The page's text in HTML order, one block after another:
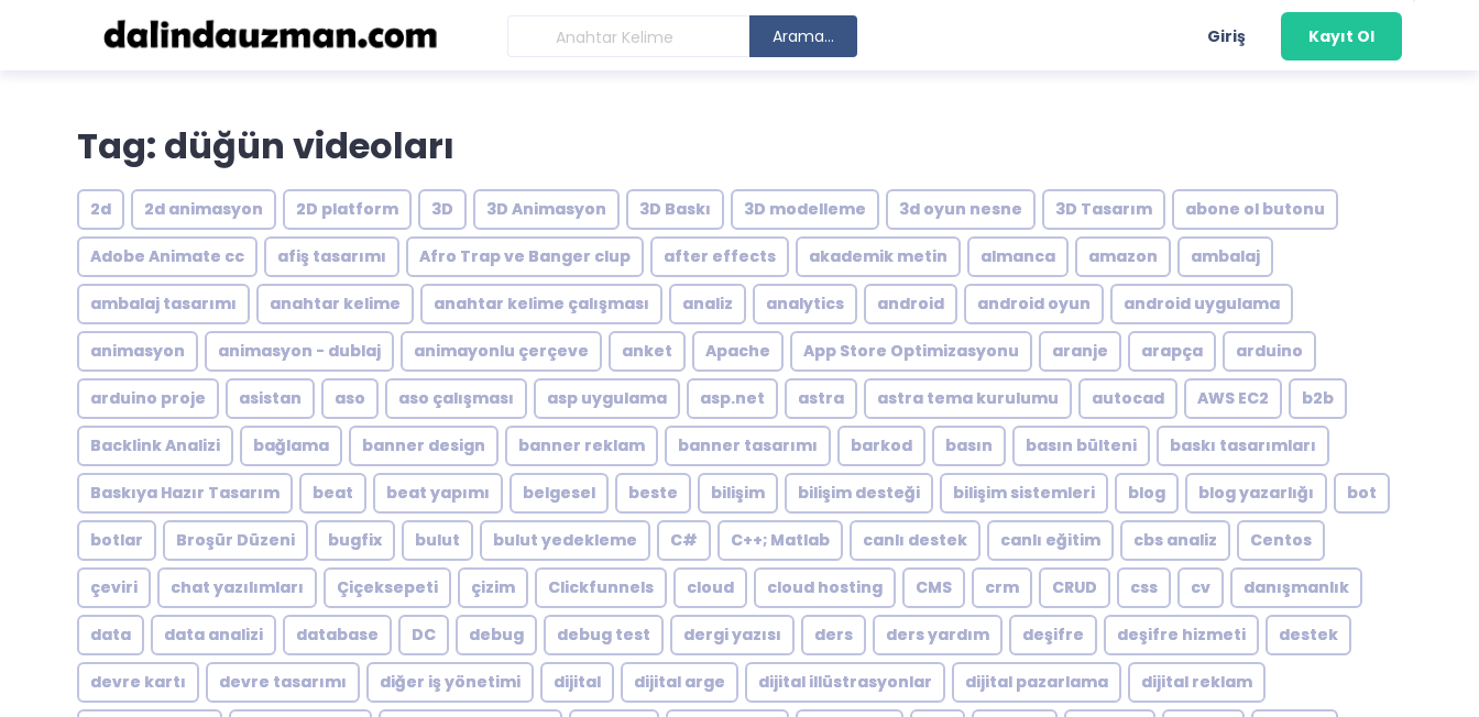
Arama... Giriş Kayıt Ol
Tag: düğün videoları
2d 2d animasyon 2D platform 3D 3D Animasyon 3D Baskı 3D modelleme 3d oyun nesne 3D Tasarım abone ol butonu
Adobe Animate cc afiş tasarımı Afro Trap ve Banger clup after effects akademik metin almanca amazon ambalaj
ambalaj tasarımı anahtar kelime anahtar kelime çalışması analiz analytics android android oyun android uygulama
animasyon animasyon - dublaj animayonlu çerçeve anket Apache App Store Optimizasyonu aranje arapça arduino
arduino proje asistan aso aso çalışması asp uygulama asp.net astra astra tema kurulumu autocad AWS EC2 b2b
Backlink Analizi bağlama banner design banner reklam banner tasarımı barkod basın basın bülteni baskı tasarımları
Baskıya Hazır Tasarım beat beat yapımı belgesel beste bilişim bilişim desteği bilişim sistemleri blog blog yazarlığı bot
botlar Broşür Düzeni bugfix bulut bulut yedekleme C# C++; Matlab canlı destek canlı eğitim cbs analiz Centos
çeviri chat yazılımları Çiçeksepeti çizim Clickfunnels cloud cloud hosting CMS crm CRUD css cv danışmanlık
data data analizi database DC debug debug test dergi yazısı ders ders yardım deşifre deşifre hizmeti destek
devre kartı devre tasarımı diğer iş yönetimi dijital dijital arge dijital illüstrasyonlar dijital pazarlama dijital reklam